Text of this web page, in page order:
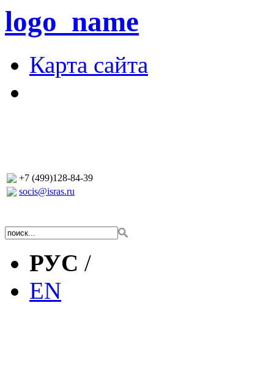
logo_name
Карта сайта
+7 (499)128-84-39
socis@isras.ru
РУС /
EN